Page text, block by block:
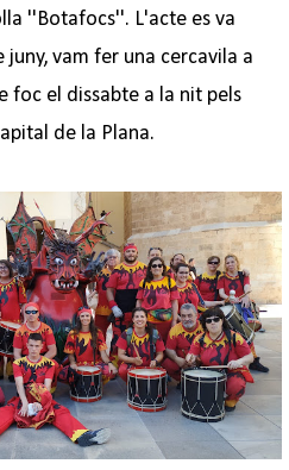
''Botafocs''. L'acte es va
juny, vam fer una cercavila a
foc el dissabte a la nit pels
de la Plana.